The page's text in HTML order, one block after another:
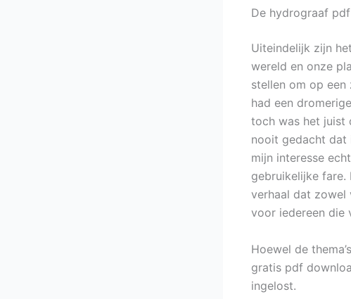
De hydrograaf pdf
Uiteindelijk zijn
wereld en onze
stellen om op een
had een
toch was het juist
nooit gedacht dat
mijn interesse
gebruikelijke fare.
verhaal dat zowel
voor iedereen die
Hoewel de
gratis pdf
ingelost.